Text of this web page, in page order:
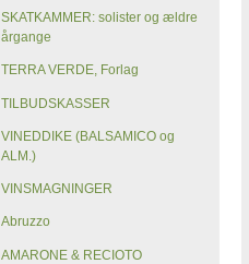
SKATKAMMER: solister og ældre
årgange
TERRA VERDE, Forlag
TILBUDSKASSER
VINEDDIKE (BALSAMICO og
ALM.)
VINSMAGNINGER
Abruzzo
AMARONE & RECIOTO